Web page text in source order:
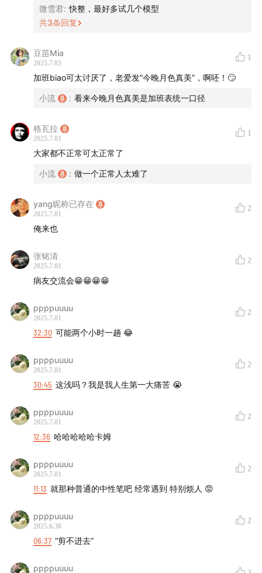
微雪君: 快整，最好多试几个模型
共3条回复
豆苗Mia
2025.7.03
1
加班biao可太讨厌了，老爱发“今晚月色真美”，啊呸！🙄
小流 : 看来今晚月色真美是加班表统一口径
格瓦拉
2025.7.01
1
大家都不正常可太正常了
小流 : 做一个正常人太难了
yang昵称已存在
2025.7.01
2
俺来也
张铭清
2025.7.01
2
病友交流会😁😁😁😁
ppppuuuu
2025.7.01
2
32:30 可能两个小时一趟 😂
ppppuuuu
2025.7.01
2
30:45 这浅吗？我是我人生第一大痛苦 😭
ppppuuuu
2025.7.01
2
12:36 哈哈哈哈哈卡姆
ppppuuuu
2025.7.01
2
11:13 就那种普通的中性笔吧 经常遇到 特别烦人 😡
ppppuuuu
2025.6.30
2
06:37 “剪不进去”
ppppuuuu